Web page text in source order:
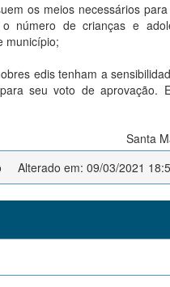
os meios necessários
número de crianças e
município;
edis tenham a
seu voto de aprovação.
Santa
Alterado em: 09/03/2021